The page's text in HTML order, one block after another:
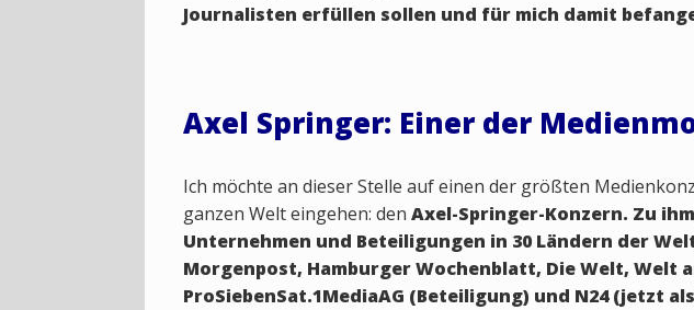
Journalisten erfüllen sollen und für mich damit
Axel Springer: Einer der
Ich möchte an dieser Stelle auf einen der größten
ganzen Welt eingehen: den Axel-Springer-Konzern. Zu
Unternehmen und Beteiligungen in 30 Ländern der
Morgenpost, Hamburger Wochenblatt, Die Welt, Welt
ProSiebenSat.1MediaAG (Beteiligung) und N24 (jetzt